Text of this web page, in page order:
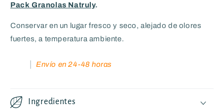
Pack Granolas Natruly.
Conservar en un lugar fresco y seco, alejado de olores
fuertes, a temperatura ambiente.
Envío en 24-48 horas
Ingredientes